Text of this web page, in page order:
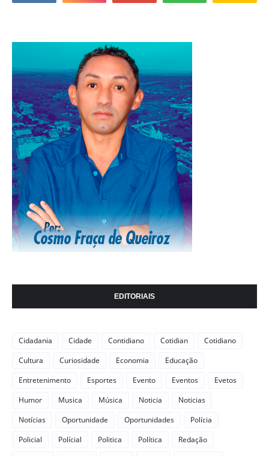
EDITORIAIS
Cidadania Cidade Contidiano Cotidian
Cotidiano
Cultura
Curiosidade Economia
Educação
Entretenimento
Esportes Evento Eventos
Evetos
Humor
Musica Música Noticia
Noticias
Notícias
Oportunidade Oportunidades
Polícia
Policial
Polícial Politica Política
Redação